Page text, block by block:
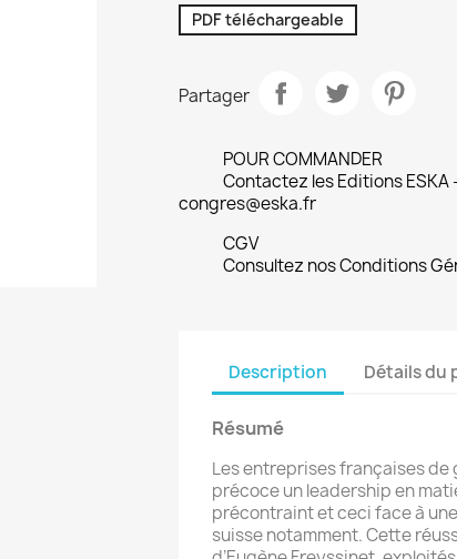
PDF téléchargeable
Partager
POUR COMMANDER
Contactez les Editions
congres@eska.fr
CGV
Consultez nos Conditions
Description Détails du
Résumé
Les entreprises françaises
précoce un leadership en
précontraint et ceci face à
suisse notamment. Cette